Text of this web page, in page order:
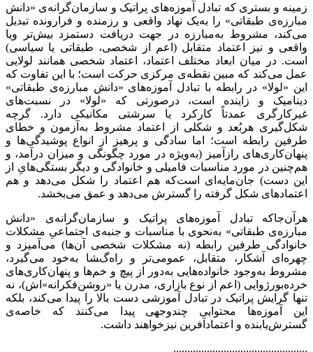
زمینه‌ و بستری که تبادل آموزه‌های پراتیک و سازمان‌گرانه‌ی «دانش
مبارزه‌ی طبقاتی» را به‌یک نهاد واقعی و رزمنده و فرارونده تبدیل
می‌کند، مشروط به‌مبارزه در جهت دریافت دستمزد بیش‌تر ویا
واقعی و نیز اعتماد متقابل (اعم از شخصی، طبقاتی یا سیاسی)
است. در میان ابعاد مختلف اعتماد، اعتماد شخصی همانند لولایی
عمل می‌کند که مبین نقطه‌ی مرکزی حرکت است؛ با این تفاوت که
این «لولا» در رابطه با تبادل آموزه‌های «دانش مبارزه‌ی طبقاتی»
دینامیک و زاینده است، درصورتی که «لولا» در نسبت‌های
غیرکارگری عمدتاً کارکرد یا سرشتی مکانیکی دارد. گرچه
شکل‌گیری هربُعد و شکلی از اعتماد مشروط به‌آزمون و خطای
طرفین رابطه است؛ اما سادگی و پرهیز از انواع پوشیدگی‌ها و
پنهان‌کاری‌های رازآمیز (به‌ویژه در مورد چگونگی و میزان درآمد، و
هم‌چنین در مورد مناسبات فامیلی و خانوادگی و دیگر بستگی‌هایِ از
این دست) جان‌‌مایه‌ای است‌که هم اعتماد را شکل می‌دهد و هم
اعتمادهای شکل گرفته را گسترش می‌دهد و عمق می‌بخشد.
هرآن‌جاکه تبادل آموزه‌های پراتیک و سازمان‌گرانه‌ی «دانش
مبارزه‌ی طبقاتی» به‌نحوی با مناسبات و جنبه‌ی اجتماعیِ مشکلات
خانوادگی طرفین رابطه (نه مشکلات شخصی آن‌ها) می‌آمیزد و
چهره‌ای آشکار، متقابل، عمومی‌تر و راه‌گشا به‌خود می‌گیرد،
مشروط به‌وجود خانواده‌هایی به‌دور از پیچ و خم‌ها و پنهان‌کاری‌های
خرده‌بورژوایی (اعم از نوع بازاری، مدرن یا «روشن‌فکرانه»اش‌)، نه
تنها گرایش پراتیک در تبادل آموزشی دست بالا را پیدا می‌کند، بلکه
این آموزه‌ها محتوایی چندوجهی پیدا می‌کنند که خاصه‌ی
گسترش‌یابنده و اعتمادآفرین نیزخواهند داشت.
................................................